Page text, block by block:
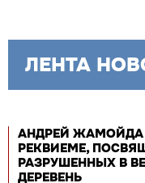
ЛЕНТА
АНДРЕЙ ЖАМОЙДА
РЕКВИЕМЕ,
РАЗРУШЕННЫХ В
ДЕРЕВЕНЬ